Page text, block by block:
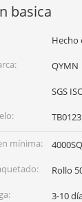
basica
Hecho
QYMN
SGS
TB0123
mínima:
Rollo
3-10